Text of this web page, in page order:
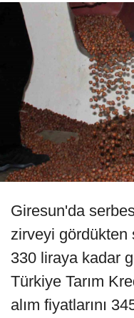
Giresun'da
zirveyi gördükten
330 liraya kadar
Türkiye Tarım
alım fiyatlarını